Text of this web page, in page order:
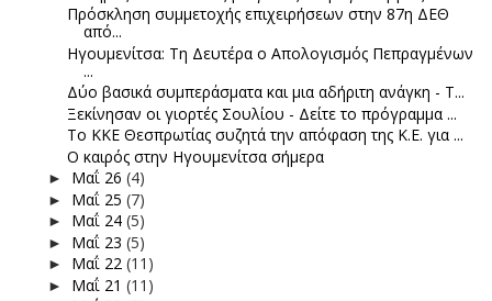
Πρόσκληση συμμετοχής επιχειρήσεων στην 87η ΔΕΘ
από...
Ηγουμενίτσα: Τη Δευτέρα ο Απολογισμός Πεπραγμένων
...
Δύο βασικά συμπεράσματα και μια αδήριτη ανάγκη - Τ...
Ξεκίνησαν οι γιορτές Σουλίου - Δείτε το πρόγραμμα ...
Το ΚΚΕ Θεσπρωτίας συζητά την απόφαση της Κ.Ε. για ...
Ο καιρός στην Ηγουμενίτσα σήμερα
► Μαΐ 26 (4)
► Μαΐ 25 (7)
► Μαΐ 24 (5)
► Μαΐ 23 (5)
► Μαΐ 22 (11)
► Μαΐ 21 (11)